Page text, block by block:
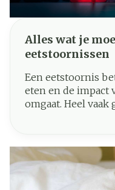
Alles wat je
eetstoornissen
Een eetstoornis
eten en de impact
omgaat. Heel vaak
dan eten: een
diepergaande